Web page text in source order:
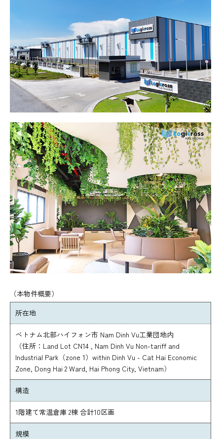
（本物件概要）
所在地
ベトナム北部ハイフォン市 Nam Dinh Vu工業団地内
（住所：Land Lot CN14 , Nam Dinh Vu Non-tariff and
Industrial Park（zone 1）within Dinh Vu - Cat Hai Economic
Zone, Dong Hai 2 Ward, Hai Phong City, Vietnam）
構造
1階建て常温倉庫 2棟 合計10区画
規模